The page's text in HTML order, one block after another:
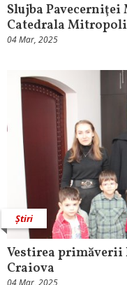
Slujba
Catedrala
04 Mar, 2025
Știri
Vestirea
Craiova
04 Mar, 2025